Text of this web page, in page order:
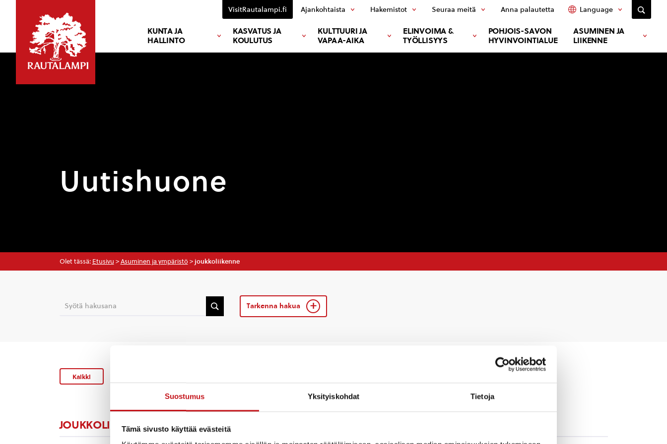
Suostumus Yksityiskohdat Tietoja
Tämä sivusto käyttää evästeitä
KUNTA JA
HALLINTO
KASVATUS JA
KOULUTUS
KULTTUURI JA
VAPAA-AIKA
ELINVOIMA &
TYÖLLISYYS
POHJOIS-SAVON
HYVINVOINTIALUE
ASUMINEN JA
LIIKENNE
VisitRautalampi.fi Ajankohtaista Hakemistot Seuraa meitä Anna palautetta Language
Uutishuone
Olet tässä: Etusivu > Asuminen ja ympäristö> joukkoliikenne
Tarkenna hakua
Kaikki
JOUKKOLIIKENNE